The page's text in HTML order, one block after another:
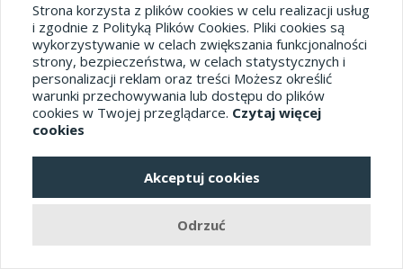
pełna wersja sklepu
Strona korzysta z plików cookies w celu realizacji usług
i zgodnie z Polityką Plików Cookies. Pliki cookies są
wykorzystywanie w celach zwiększania funkcjonalności
strony, bezpieczeństwa, w celach statystycznych i
personalizacji reklam oraz treści Możesz określić
warunki przechowywania lub dostępu do plików
cookies w Twojej przeglądarce. Czytaj więcej
cookies
Akceptuj cookies
Odrzuć